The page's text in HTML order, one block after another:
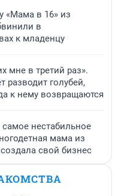
«Мама в 16» из
в
к младенцу
мне в третий раз».
разводит голубей,
к нему возвращаются
нестабильное
мама из
свой бизнес